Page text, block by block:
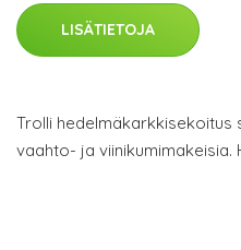
LISÄTIETOJA
Trolli hedelmäkarkkisekoitus
vaahto- ja viinikumimakeisia.